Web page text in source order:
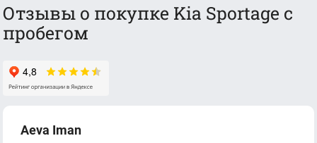
Отзывы о покупке Kia Sportage с
пробегом
Aeva Iman